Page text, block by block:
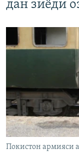
дан зиёди
Покистон армияси